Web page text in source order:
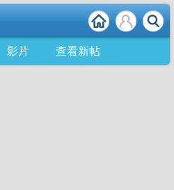
影片 查看新帖